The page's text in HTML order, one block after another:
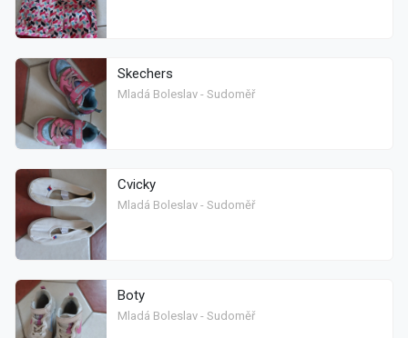
Skechers
Mladá Boleslav - Sudoměř
Cvicky
Mladá Boleslav - Sudoměř
Boty
Mladá Boleslav - Sudoměř